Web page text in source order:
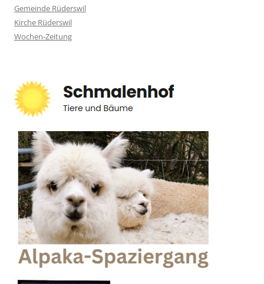
Gemeinde Rüderswil
Kirche Rüderswil
Wochen-Zeitung